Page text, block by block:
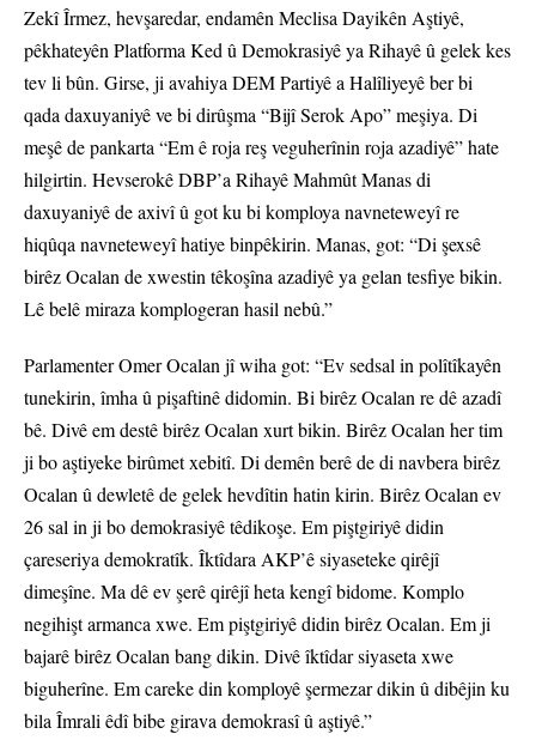
Zekî Îrmez, hevşaredar, endamên Meclisa Dayikên Aştiyê,
pêkhateyên Platforma Ked û Demokrasiyê ya Rihayê û gelek kes
tev li bûn. Girse, ji avahiya DEM Partiyê a Halîliyeyê ber bi
qada daxuyaniyê ve bi dirûşma “Bijî Serok Apo” meşiya. Di
meşê de pankarta “Em ê roja reş veguherînin roja azadiyê” hate
hilgirtin. Hevserokê DBP’a Rihayê Mahmût Manas di
daxuyaniyê de axivî û got ku bi komploya navneteweyî re
hiqûqa navneteweyî hatiye binpêkirin. Manas, got: “Di şexsê
birêz Ocalan de xwestin têkoşîna azadiyê ya gelan tesfiye bikin.
Lê belê miraza komplogeran hasil nebû.”
Parlamenter Omer Ocalan jî wiha got: “Ev sedsal in polîtîkayên
tunekirin, îmha û pişaftinê didomin. Bi birêz Ocalan re dê azadî
bê. Divê em destê birêz Ocalan xurt bikin. Birêz Ocalan her tim
ji bo aştiyeke birûmet xebitî. Di demên berê de di navbera birêz
Ocalan û dewletê de gelek hevdîtin hatin kirin. Birêz Ocalan ev
26 sal in ji bo demokrasiyê têdikoşe. Em piştgiriyê didin
çareseriya demokratîk. Îktîdara AKP’ê siyaseteke qirêjî
dimeşîne. Ma dê ev şerê qirêjî heta kengî bidome. Komplo
negihişt armanca xwe. Em piştgiriyê didin birêz Ocalan. Em ji
bajarê birêz Ocalan bang dikin. Divê îktîdar siyaseta xwe
biguherîne. Em careke din komployê şermezar dikin û dibêjin ku
bila Îmrali êdî bibe girava demokrasî û aştiyê.”